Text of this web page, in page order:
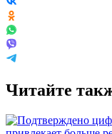
Читайте